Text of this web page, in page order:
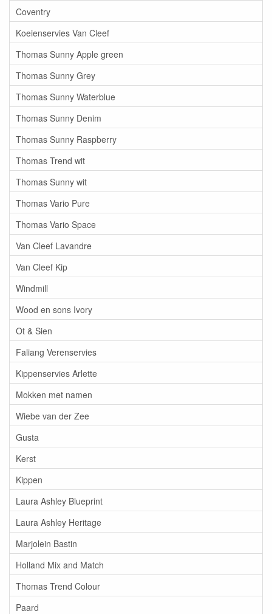
Coventry
Koeienservies Van Cleef
Thomas Sunny Apple green
Thomas Sunny Grey
Thomas Sunny Waterblue
Thomas Sunny Denim
Thomas Sunny Raspberry
Thomas Trend wit
Thomas Sunny wit
Thomas Vario Pure
Thomas Vario Space
Van Cleef Lavandre
Van Cleef Kip
Windmill
Wood en sons Ivory
Ot & Sien
Faliang Verenservies
Kippenservies Arlette
Mokken met namen
Wiebe van der Zee
Gusta
Kerst
Kippen
Laura Ashley Blueprint
Laura Ashley Heritage
Marjolein Bastin
Holland Mix and Match
Thomas Trend Colour
Paard